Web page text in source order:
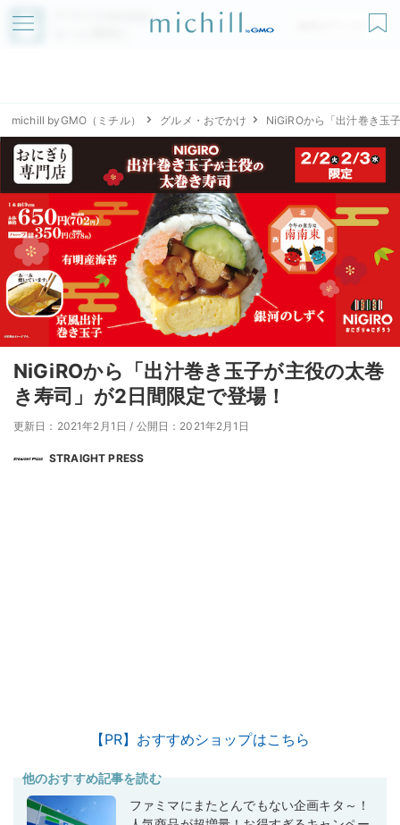
アプリでmichillが
無料ダウンロード
michill byGMO（ミチル） グルメ・おでかけ NiGiROから「出汁巻き玉
NiGiROから「出汁巻き玉子が主役の太巻
き寿司」が2日間限定で登場！
更新日：2021年2月1日 / 公開日：2021年2月1日
STRAIGHT PRESS
【PR】おすすめショップはこちら
他のおすすめ記事を読む
ファミマにまたとんでもない企画キタ～！